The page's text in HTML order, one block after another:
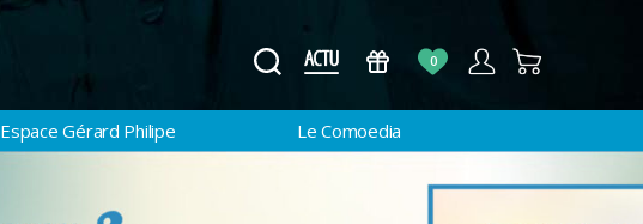
0
Espace Gérard Philipe Le Comoedia